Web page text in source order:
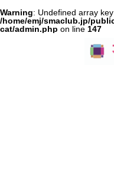
Warning: Undefined array
/home/emj/smaclub.jp/
cat/admin.php on line 147